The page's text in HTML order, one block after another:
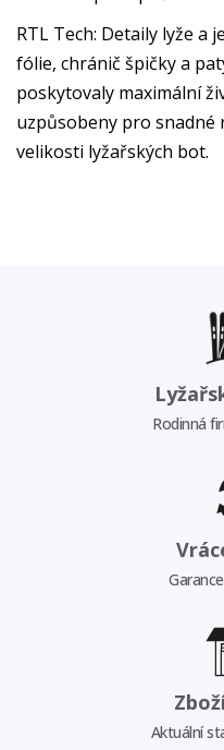
RTL Tech: Detaily lyže a
fólie, chránič špičky a
poskytovaly maximální
uzpůsobeny pro snadné
velikosti lyžařských bot.
Rodinná
Aktuální